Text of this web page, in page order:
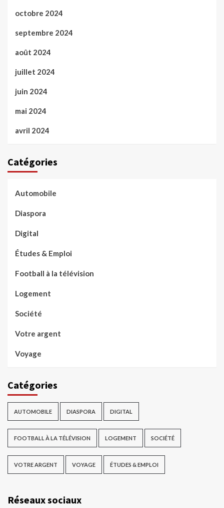
octobre 2024
septembre 2024
août 2024
juillet 2024
juin 2024
mai 2024
avril 2024
Catégories
Automobile
Diaspora
Digital
Études & Emploi
Football à la télévision
Logement
Société
Votre argent
Voyage
Catégories
AUTOMOBILE DIASPORA DIGITAL
FOOTBALL À LA TÉLÉVISION LOGEMENT SOCIÉTÉ
VOTRE ARGENT VOYAGE ÉTUDES & EMPLOI
Réseaux sociaux